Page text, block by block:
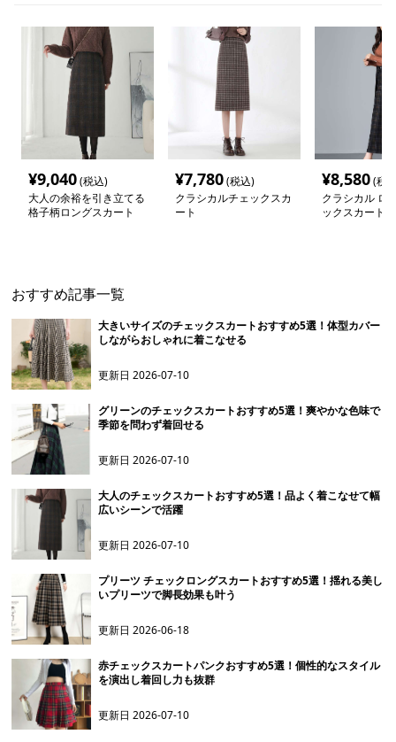
¥9,040(税込)
大人の余裕を引き立てる
格子柄ロングスカート
¥7,780(税込)
クラシカルチェックスカ
ート
¥8,580(税
クラシカル ロ
ックスカート
おすすめ記事一覧
大きいサイズのチェックスカートおすすめ5選！体型カバー
しながらおしゃれに着こなせる
更新日2026-07-10
グリーンのチェックスカートおすすめ5選！爽やかな色味で
季節を問わず着回せる
更新日2026-07-10
大人のチェックスカートおすすめ5選！品よく着こなせて幅
広いシーンで活躍
更新日2026-07-10
プリーツ チェックロングスカートおすすめ5選！揺れる美し
いプリーツで脚長効果も叶う
更新日2026-06-18
赤チェックスカートパンクおすすめ5選！個性的なスタイル
を演出し着回し力も抜群
更新日2026-07-10